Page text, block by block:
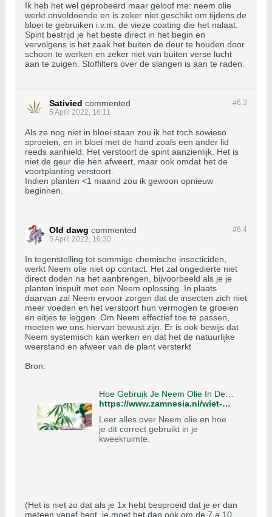
Ik heb het wel geprobeerd maar geloof me: neem olie
werkt onvoldoende en is zeker niet geschikt om tijdens de
bloei te gebruiken i.v.m. de vieze coating die het nalaat.
Spint bestrijd je het beste direct in het begin en
vervolgens is het zaak het buiten de deur te houden door
schoon te werken en zeker niet van buiten verse lucht
aan te zuigen. Stoffilters over de slangen is aan te raden.
#6.3
Sativied commented
5 April 2022, 16:11
Als ze nog niet in bloei staan zou ik het toch sowieso
sproeien, en in bloei met de hand zoals een ander lid
reeds aanhield. Het verstoort de spint aanzienlijk. Het is
niet de geur die hen afweert, maar ook omdat het de
voortplanting verstoort.
Indien planten <1 maand zou ik gewoon opnieuw
beginnen.
#6.4
Old dawg commented
5 April 2022, 16:30
In tegenstelling tot sommige chemische insecticiden,
werkt Neem olie niet op contact. Het zal ongedierte niet
direct doden na het aanbrengen, bijvoorbeeld als je je
planten inspuit met een Neem oplossing. In plaats
daarvan zal Neem ervoor zorgen dat de insecten zich niet
meer voeden en het verstoort hun vermogen te groeien
en eitjes te leggen. Om Neem effectief toe te passen,
moeten we ons hiervan bewust zijn. Er is ook bewijs dat
Neem systemisch kan werken en dat het de natuurlijke
weerstand en afweer van de plant versterkt
Bron:
https://www.zamnesia.nl/wiet-kweken/110-neem-olie
Leer alles over Neem olie en hoe
je dit correct gebruikt in je
kweekruimte.
(Het is niet zo dat als je 1x hebt besproeid dat je er dan
meteen vanaf bent, je moet het dan ook om de 7 a 10